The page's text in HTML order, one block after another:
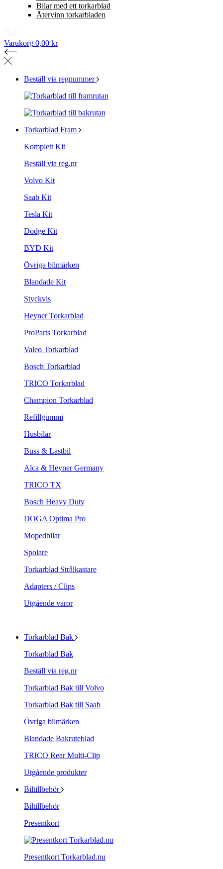
Bilar med ett torkarblad
Återvinn torkarbladen
Varukorg 0,00 kr
Beställ via regnummer
Torkarblad Fram
Komplett Kit
Beställ via reg.nr
Volvo Kit
Saab Kit
Tesla Kit
Dodge Kit
BYD Kit
Övriga bilmärken
Blandade Kit
Styckvis
Heyner Torkarblad
ProParts Torkarblad
Valeo Torkarblad
Bosch Torkarblad
TRICO Torkarblad
Champion Torkarblad
Refillgummi
Husbilar
Buss & Lastbil
Alca & Heyner Germany
TRICO TX
Bosch Heavy Duty
DOGA Optima Pro
Mopedbilar
Spolare
Torkarblad Strålkastare
Adapters / Clips
Utgående varor
Torkarblad Bak
Torkarblad Bak
Beställ via reg.nr
Torkarblad Bak till Volvo
Torkarblad Bak till Saab
Övriga bilmärken
Blandade Bakruteblad
TRICO Rear Multi-Clip
Utgående produkter
Biltillbehör
Biltillbehör
Presentkort
Presentkort Torkarblad.nu